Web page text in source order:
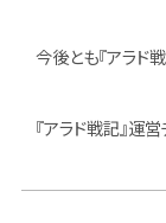
今後とも『アラド
『アラド戦記』運